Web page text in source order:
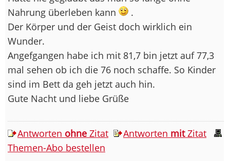
Nahrung überleben kann
.
Der Körper und der Geist doch wirklich ein
Wunder.
Angefgangen habe ich mit 81,7 bin jetzt auf 77,3
mal sehen ob ich die 76 noch schaffe. So Kinder
sind im Bett da geh jetzt auch hin.
Gute Nacht und liebe Grüße
Antworten ohne Zitat Antworten mitZitat
Themen-Abo bestellen